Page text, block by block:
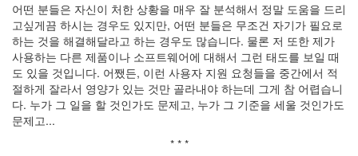
어떤 분들은 자신이 처한 상황을 매우 잘 분석해서 정말 도움을 드리
고싶게끔 하시는 경우도 있지만, 어떤 분들은 무조건 자기가 필요로
하는 것을 해결해달라고 하는 경우도 많습니다. 물론 저 또한 제가
사용하는 다른 제품이나 소프트웨어에 대해서 그런 태도를 보일 때
도 있을 것입니다. 어쨌든, 이런 사용자 지원 요청들을 중간에서 적
절하게 잘라서 영양가 있는 것만 골라내야 하는데 그게 참 어렵습니
다. 누가 그 일을 할 것인가도 문제고, 누가 그 기준을 세울 것인가도
문제고...
* * *
녕
자
연
편
사
랑